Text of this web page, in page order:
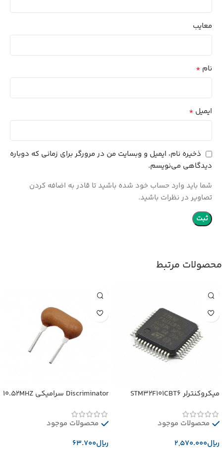
معایب
نام *
ایمیل *
ذخیره نام، ایمیل و وبسایت من در مرورگر برای زمانی که دوباره
دیدگاهی می‌نویسم.
شما باید وارد حساب خود شده باشید تا قادر به اضافه کردن
تصاویر در نظرات باشید.
محصولات مرتبط
میکروکنترلر STM32F101CBT6
محصولات موجود
﷼
Discriminator سرامیکی 10.52MHZ
محصولات موجود
﷼